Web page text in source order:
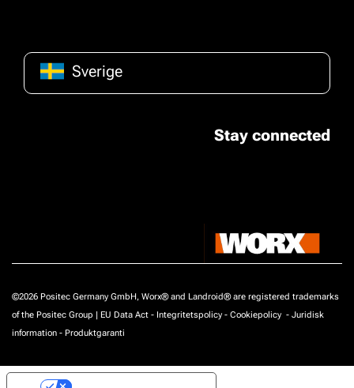
Sverige
Stay connected
©2026 Positec Germany GmbH, Worx® and Landroid® are registered trademarks
of the Positec Group | EU Data Act - Integritetspolicy - Cookiepolicy - Juridisk
information - Produktgaranti